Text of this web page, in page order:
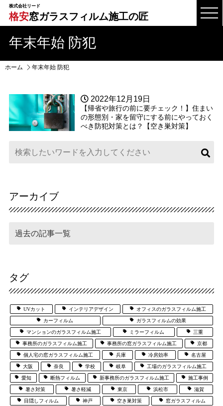
株式会社リード
格安窓ガラスフィルム施工の匠
年末年始 防犯
ホーム 年末年始 防犯
2022年12月19日
【帰省や旅行の前に要チェック！】住まい
の形態別・家を留守にする前にやっておく
べき防犯対策とは？【空き巣対策】
アーカイブ
タグ
UVカット インテリアデザイン オフィスのガラスフィルム施工
カーフィルム ガラスフィルムの効果
マンションのガラスフィルム施工 ミラーフィルム 三重
事務所のガラスフィルム施工 事務所の窓ガラスフィルム施工 京都
個人宅の窓ガラスフィルム施工 兵庫 冷房効率 名古屋
大阪 奈良 学校 岐阜 工場のガラスフィルム施工
愛知 断熱フィルム 新事務所のガラスフィルム施工 施工事例
暑さ対策 暑さ軽減 東京 浜松市 滋賀
目隠しフィルム 神戸 空き巣対策 窓ガラスフィルム